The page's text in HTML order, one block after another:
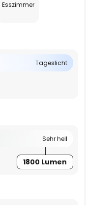
Esszimmer
Tageslicht
Sehr hell
1800 Lumen